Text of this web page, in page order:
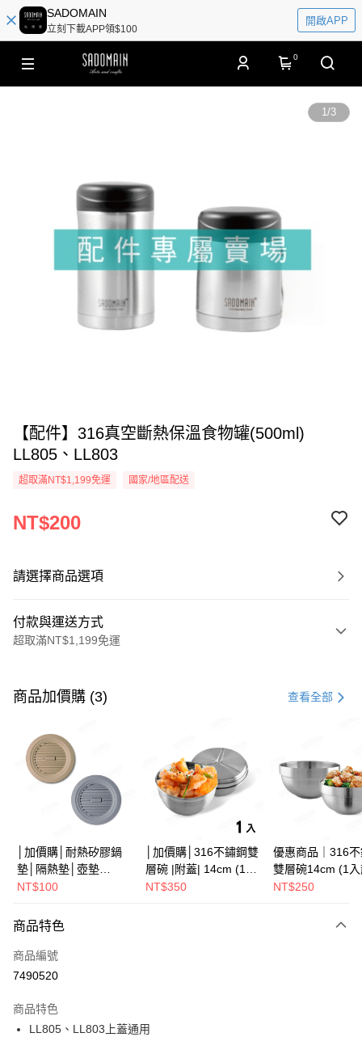
SADOMAIN
立刻下載APP領$100
開啟APP
0
1/3
【配件】316真空斷熱保溫食物罐(500ml)
LL805、LL803
超取滿NT$1,199免運 國家/地區配送
NT$200
請選擇商品選項
付款與運送方式
超取滿NT$1,199免運
信用卡一次付款
Apple Pay
街口支付
Google Pay
全盈+PAY
全家取貨（下單付款）後，現貨商品將於 3 個工作天內寄出
每筆NT$75，滿NT$1,199(含以上)免運費
商品加價購 (3) 查看全部
│加價購│耐熱矽膠鍋
墊│隔熱墊│壺墊
NT$100
│加價購│316不鏽鋼雙
層碗 |附蓋| 14cm (1入
散裝) SG0141
NT$350
優惠商品｜316
雙層碗14cm (1
SG0140
NT$250
商品特色
商品編號
7490520
商品特色
LL805、LL803上蓋通用